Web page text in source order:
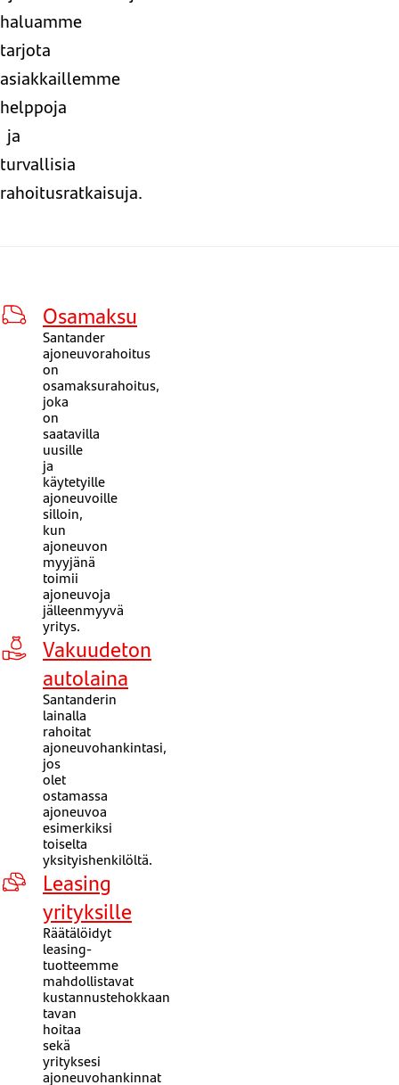
haluamme
tarjota
asiakkaillemme
helppoja
ja
turvallisia
rahoitusratkaisuja.
Osamaksu
Santander
ajoneuvorahoitus
on
osamaksurahoitus,
joka
on
saatavilla
uusille
ja
käytetyille
ajoneuvoille
silloin,
kun
ajoneuvon
myyjänä
toimii
ajoneuvoja
jälleenmyyvä
yritys.
Vakuudeton
autolaina
Santanderin
lainalla
rahoitat
ajoneuvohankintasi,
jos
olet
ostamassa
ajoneuvoa
esimerkiksi
toiselta
yksityishenkilöltä.
Leasing
yrityksille
Räätälöidyt
leasing-
tuotteemme
mahdollistavat
kustannustehokkaan
tavan
hoitaa
sekä
yrityksesi
ajoneuvohankinnat